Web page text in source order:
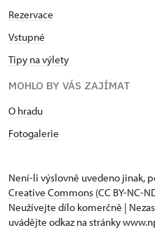
Rezervace
Vstupné
Tipy na výlety
MOHLO BY VÁS ZAJÍMAT
O hradu
Fotogalerie
Není-li výslovně uvedeno jinak,
Creative Commons (CC BY-NC-
Neužívejte dílo komerčně |
uvádějte odkaz na stránky